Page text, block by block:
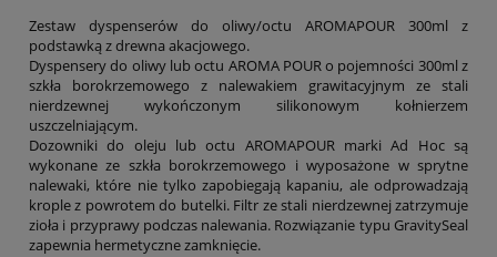
Zestaw dyspenserów do oliwy/octu AROMAPOUR 300ml z
podstawką z drewna akacjowego.
Dyspensery do oliwy lub octu AROMA POUR o pojemności 300ml z
szkła borokrzemowego z nalewakiem grawitacyjnym ze stali
nierdzewnej wykończonym silikonowym kołnierzem
uszczelniającym.
Dozowniki do oleju lub octu AROMAPOUR marki Ad Hoc są
wykonane ze szkła borokrzemowego i wyposażone w sprytne
nalewaki, które nie tylko zapobiegają kapaniu, ale odprowadzają
krople z powrotem do butelki. Filtr ze stali nierdzewnej zatrzymuje
zioła i przyprawy podczas nalewania. Rozwiązanie typu GravitySeal
zapewnia hermetyczne zamknięcie.